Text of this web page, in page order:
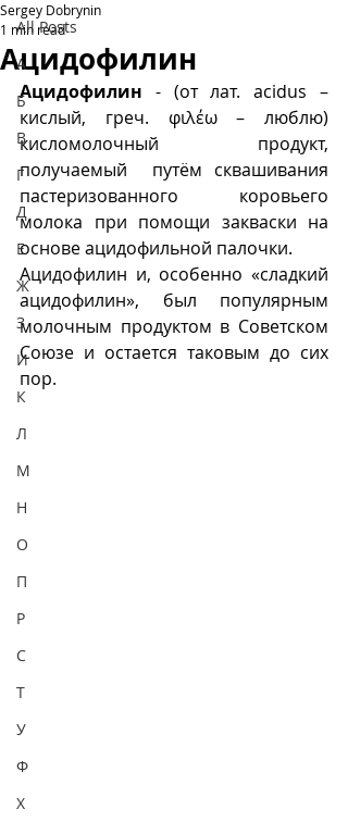
All Posts
А
Б
В
Г
Д
Е
Ж
З
И
К
Л
М
Н
О
П
Р
С
Т
У
Ф
Х
Ацидофилин
Sergey Dobrynin
1 min read
Ацидофилин - (от лат. acidus –
кислый, греч. φιλέω – люблю)
кисломолочный продукт,
получаемый  путём сквашивания
пастеризованного коровьего
молока при помощи закваски на
основе ацидофильной палочки.
Ацидофилин и, особенно «сладкий
ацидофилин», был популярным
молочным продуктом в Советском
Союзе и остается таковым до сих
пор.